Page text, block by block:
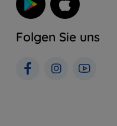
Folgen Sie uns